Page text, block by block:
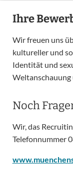
Ihre
Wir freuen uns
kultureller und
Identität und
Weltanschauung
Noch
Wir, das
Telefonnummer